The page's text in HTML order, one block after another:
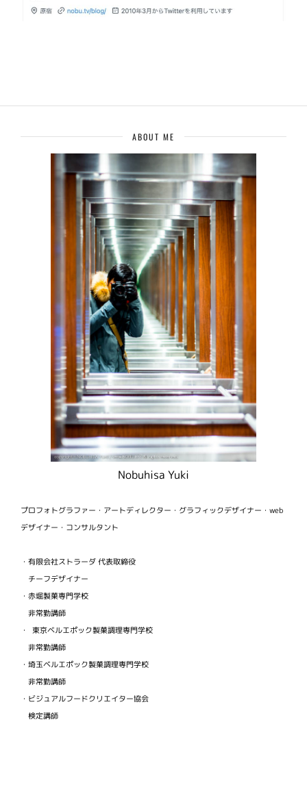
ABOUT ME
Nobuhisa Yuki
プロフォトグラファー・アートディレクター・グラフィックデザイナー・web
デザイナー・コンサルタント
・有限会社ストラーダ 代表取締役
チーフデザイナー
・赤堀製菓専門学校
非常勤講師
・ 東京ベルエポック製菓調理専門学校
非常勤講師
・埼玉ベルエポック製菓調理専門学校
非常勤講師
・ビジュアルフードクリエイター協会
検定講師